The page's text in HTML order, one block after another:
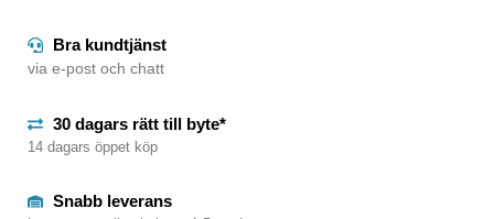
Bra kundtjänst
via e-post och chatt
30 dagars rätt till byte*
14 dagars öppet köp
Snabb leverans